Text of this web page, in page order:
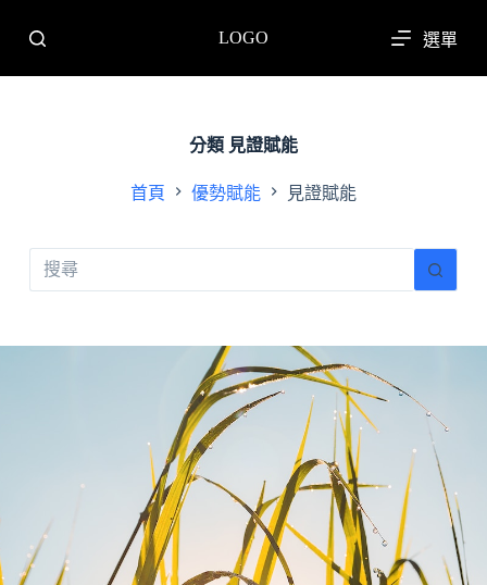
至
主
LOGO 選單
分類見證賦能
首頁 優勢賦能 見證賦能